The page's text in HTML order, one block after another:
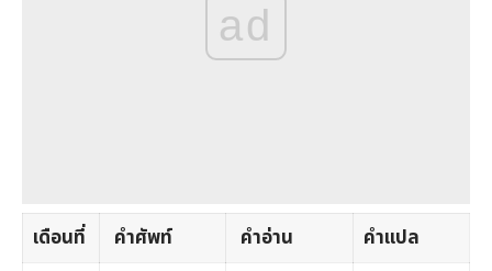
ad
เดือนที่ คำศัพท์ คำอ่าน
คำแปล